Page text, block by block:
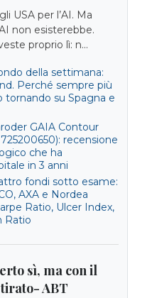
USA per l’AI. Ma
non esisterebbe.
proprio lì: n...
della settimana:
Perché sempre più
tornando su Spagna e
GAIA Contour
recensione
che ha
in 3 anni
fondi sotto esame:
AXA e Nordea
Ratio, Ulcer Index,
Ratio
sì, ma con il
ABT